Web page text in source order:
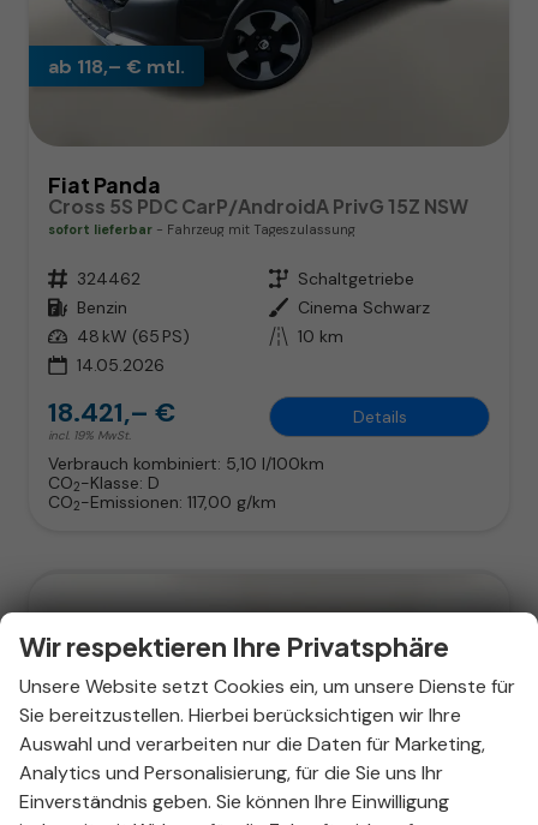
ab 118,– € mtl.
Fiat Panda
Cross 5S PDC CarP/AndroidA PrivG 15Z NSW
sofort lieferbar Fahrzeug mit Tageszulassung
Fahrzeugnr. 324462 Getriebe Schaltgetriebe
Kraftstoff Benzin Außenfarbe Cinema Schwarz
Leistung 48 kW (65 PS) Kilometerstand 10 km
14.05.2026
18.421,– €
incl. 19% MwSt.
Details
Verbrauch kombiniert: 5,10 l/100km
CO2-Klasse: D
CO2-Emissionen: 117,00 g/km
Wir respektieren Ihre Privatsphäre
Unsere Website setzt Cookies ein, um unsere Dienste für
Sie bereitzustellen. Hierbei berücksichtigen wir Ihre
Auswahl und verarbeiten nur die Daten für Marketing,
Analytics und Personalisierung, für die Sie uns Ihr
Einverständnis geben. Sie können Ihre Einwilligung